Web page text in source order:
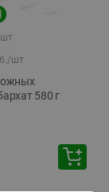
шт
шт
580 г